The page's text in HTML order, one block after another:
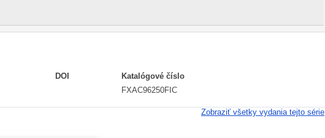
DOI
Katalógové číslo
FXAC96250FIC
Zobraziť všetky vydania tejto série